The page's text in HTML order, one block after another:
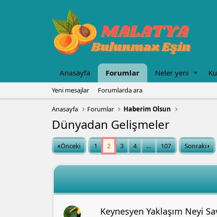
Anasayfa Forumlar Neler yeni
Yeni mesajlar Forumlarda ara
Anasayfa Forumlar Haberim Olsun
Dünyadan Gelişmeler
Önceki 1 2 3 4 … 107 Sonraki
Keynesyen Yaklaşım Neyi